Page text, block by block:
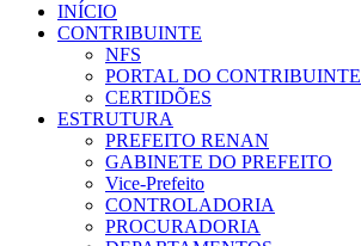
INÍCIO
CONTRIBUINTE
NFS
PORTAL DO CONTRIBUINTE
CERTIDÕES
ESTRUTURA
PREFEITO RENAN
GABINETE DO PREFEITO
Vice-Prefeito
CONTROLADORIA
PROCURADORIA